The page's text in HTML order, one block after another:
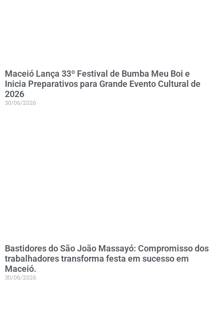
Maceió Lança 33º Festival de Bumba Meu Boi e
Inicia Preparativos para Grande Evento Cultural de
2026
30/06/2026
Bastidores do São João Massayó: Compromisso dos
trabalhadores transforma festa em sucesso em
Maceió.
30/06/2026